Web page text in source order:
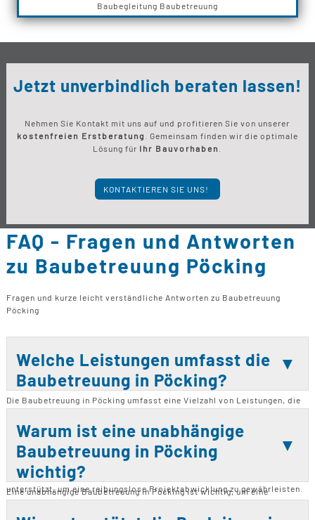
Baubegleitung Baubetreuung
Jetzt unverbindlich beraten lassen!
Nehmen Sie Kontakt mit uns auf und profitieren Sie von unserer
kostenfreien Erstberatung
. Gemeinsam finden wir die optimale
Lösung für Ihr Bauvorhaben
KONTAKTIEREN SIE UNS!
FAQ - Fragen und Antworten
zu Baubetreuung Pöcking
Fragen und kurze leicht verständliche Antworten zu Baubetreuung
Pöcking
Welche Leistungen umfasst die
Baubetreuung in Pöcking?
Die Baubetreuung in Pöcking umfasst eine Vielzahl von Leistungen, die
von Neubauten, Bausanierungen, Bau-Modernisierungen und Umbauten.
Zusätzlich wird eine umfassende Bauberatung und Kaufberatung
angeboten. Die Baubetreuung sorgt dafür, dass alle Arbeiten genau
überwacht werden, um sicherzustellen, dass Zeitpläne und Budgets
eingehalten werden. Auch die Zusammenarbeit mit Architekten wird
unterstützt, um eine reibungslose Projektabwicklung zu gewährleisten.
Warum ist eine unabhängige
Baubetreuung in Pöcking
wichtig?
Eine unabhängige Baubetreuung in Pöcking ist wichtig, um eine
gewährleisten. Sie hilft, Fehler, Verzögerungen und Mehrkosten zu